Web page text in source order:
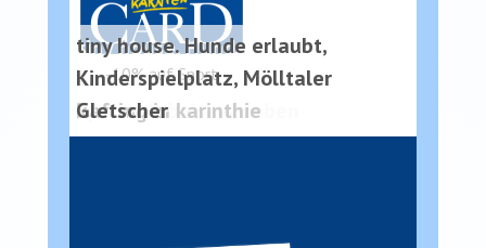
Sporterlebnis von oben
Rafting in karinthie
Rafting in karinthie
tiny house. Hunde erlaubt,
Kinderspielplatz, Mölltaler
Gletscher
-10% auf Sport